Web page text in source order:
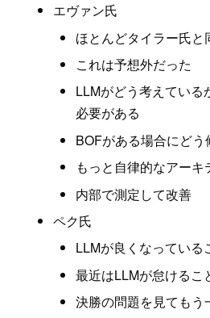
エヴァン氏
ほとんどタイラー氏と
これは予想外だった
LLMがどう考えている
必要がある
BOFがある場合にどう
もっと自律的なアーキ
内部で測定して改善
ペク氏
LLMが良くなっている
最近はLLMが怠けるこ
決勝の問題を見てもう